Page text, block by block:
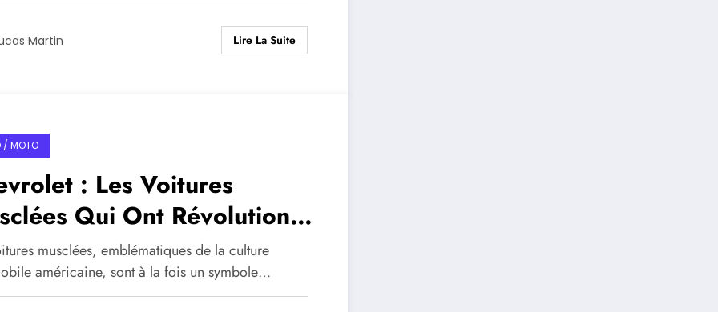
Martin Lire La Suite
/ MOTO
: Les Voitures
Qui Ont Révolutionné
musclées, emblématiques de la culture
américaine, sont à la fois un symbole…